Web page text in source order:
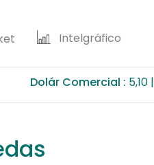
Intelgráfico
Comercial :5,10 -0,50 %